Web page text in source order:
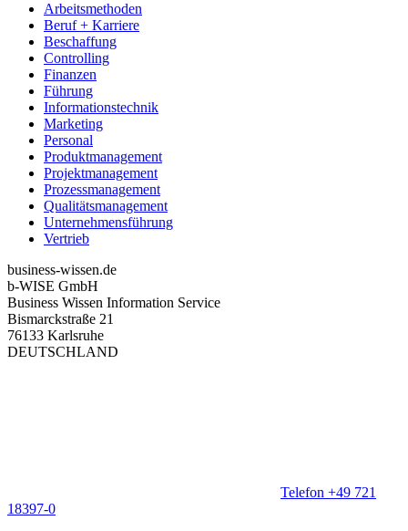
Arbeitsmethoden
Beruf + Karriere
Beschaffung
Controlling
Finanzen
Führung
Informationstechnik
Marketing
Personal
Produktmanagement
Projektmanagement
Prozessmanagement
Qualitätsmanagement
Unternehmensführung
Vertrieb
business-wissen.de
b-WISE GmbH
Business Wissen Information Service
Bismarckstraße 21
76133 Karlsruhe
DEUTSCHLAND
Telefon +49 721
18397-0